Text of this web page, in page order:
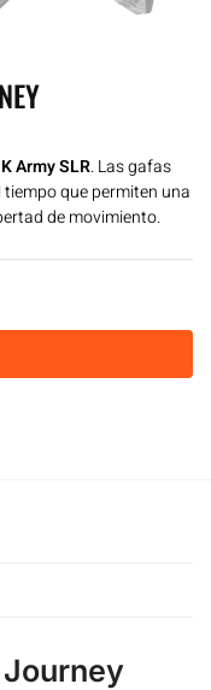
Army SLR. Las gafas
que permiten una
de movimiento.
Journey